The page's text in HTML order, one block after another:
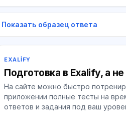
Показать образец ответа
EXALIFY
Подготовка в Exalify, а
На сайте можно быстро
приложении полные тесты на
ответов и задания под ваш